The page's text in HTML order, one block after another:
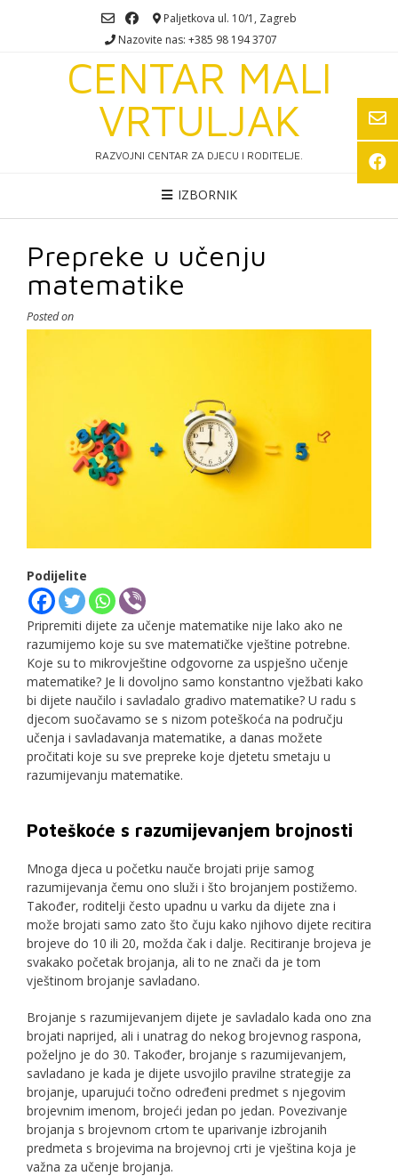
Paljetkova ul. 10/1, Zagreb
Nazovite nas: +385 98 194 3707
CENTAR MALI
VRTULJAK
RAZVOJNI CENTAR ZA DJECU I RODITELJE.
IZBORNIK
Prepreke u učenju
matematike
Posted on
Podijelite
Pripremiti dijete za učenje matematike nije lako ako ne
razumijemo koje su sve matematičke vještine potrebne.
Koje su to mikrovještine odgovorne za uspješno učenje
matematike? Je li dovoljno samo konstantno vježbati kako
bi dijete naučilo i savladalo gradivo matematike? U radu s
djecom suočavamo se s nizom poteškoća na području
učenja i savladavanja matematike, a danas možete
pročitati koje su sve prepreke koje djetetu smetaju u
razumijevanju matematike.
Poteškoće s razumijevanjem brojnosti
Mnoga djeca u početku nauče brojati prije samog
razumijevanja čemu ono služi i što brojanjem postižemo.
Također, roditelji često upadnu u varku da dijete zna i
može brojati samo zato što čuju kako njihovo dijete recitira
brojeve do 10 ili 20, možda čak i dalje. Recitiranje brojeva je
svakako početak brojanja, ali to ne znači da je tom
vještinom brojanje savladano.
Brojanje s razumijevanjem dijete je savladalo kada ono zna
brojati naprijed, ali i unatrag do nekog brojevnog raspona,
poželjno je do 30. Također, brojanje s razumijevanjem,
savladano je kada je dijete usvojilo pravilne strategije za
brojanje, uparujući točno određeni predmet s njegovim
brojevnim imenom, brojeći jedan po jedan. Povezivanje
brojanja s brojevnom crtom te uparivanje izbrojanih
predmeta s brojevima na brojevnoj crti je vještina koja je
važna za učenje brojanja.